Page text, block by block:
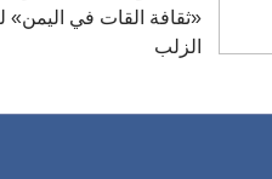
«ثقافة القات في اليمن»
الزلب